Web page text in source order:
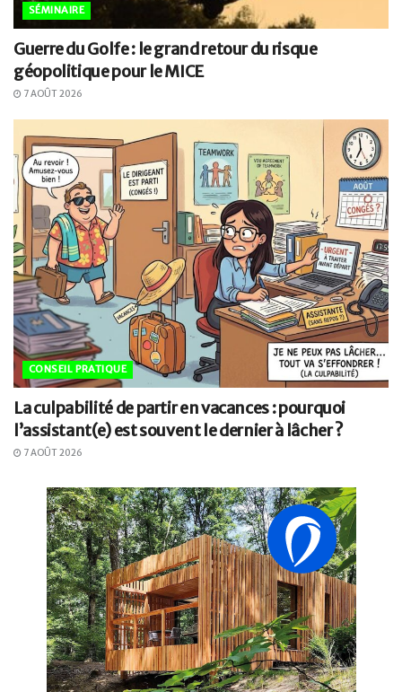
SÉMINAIRE
Guerre du Golfe : le grand retour du risque
géopolitique pour le MICE
7 AOÛT 2026
CONSEIL PRATIQUE
La culpabilité de partir en vacances : pourquoi
l’assistant(e) est souvent le dernier à lâcher ?
7 AOÛT 2026